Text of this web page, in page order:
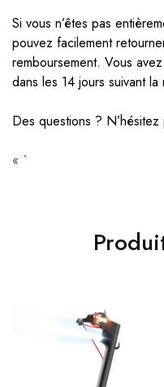
Si vous n’êtes pas
pouvez facilement
remboursement. Vous
dans les 14 jours suivant
Des questions ? ‌‌N’hésitez
« `